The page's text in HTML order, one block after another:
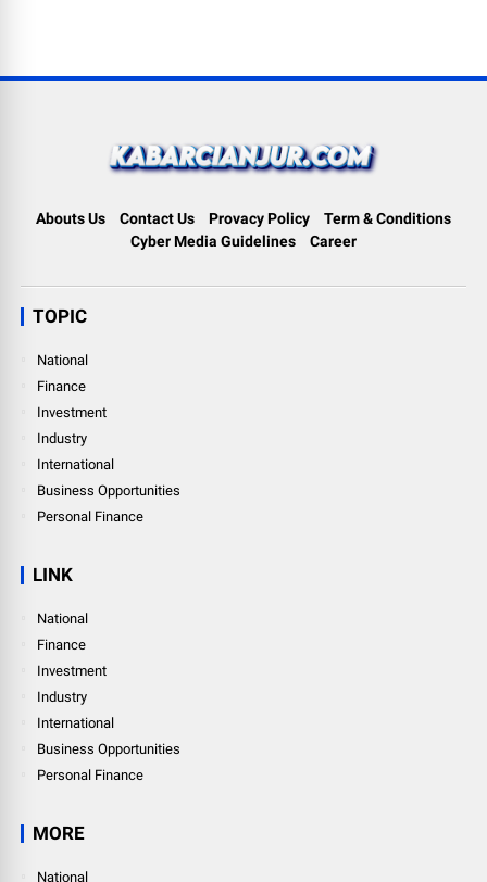
Abouts Us Contact Us Provacy Policy
Term & Conditions
Cyber Media Guidelines
Career
TOPIC
National
Finance
Investment
Industry
International
Business Opportunities
Personal Finance
LINK
National
Finance
Investment
Industry
International
Business Opportunities
Personal Finance
MORE
National